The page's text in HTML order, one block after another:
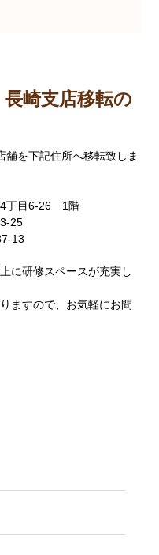
崎支店移転の
舗を下記住所へ移転致しま
4丁目6-26 1階
25
13
に研修スペースが充実し
ますので、お気軽にお問